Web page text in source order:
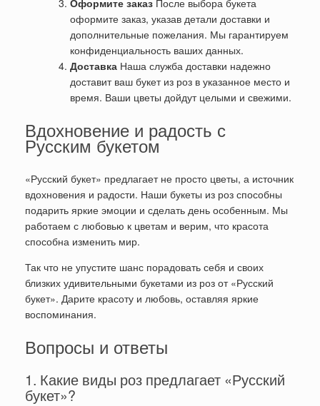
Оформите заказ После выбора букета
оформите заказ, указав детали доставки и
дополнительные пожелания. Мы гарантируем
конфиденциальность ваших данных.
Доставка Наша служба доставки надежно
доставит ваш букет из роз в указанное место и
время. Ваши цветы дойдут целыми и свежими.
Вдохновение и радость с
Русским букетом
«Русский букет» предлагает не просто цветы, а источник
вдохновения и радости. Наши букеты из роз способны
подарить яркие эмоции и сделать день особенным. Мы
работаем с любовью к цветам и верим, что красота
способна изменить мир.
Так что не упустите шанс порадовать себя и своих
близких удивительными букетами из роз от «Русский
букет». Дарите красоту и любовь, оставляя яркие
воспоминания.
Вопросы и ответы
1. Какие виды роз предлагает «Русский
букет»?